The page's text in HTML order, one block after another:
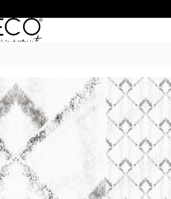
Inicio/
$ 50.990 –$
6
20%
15 días